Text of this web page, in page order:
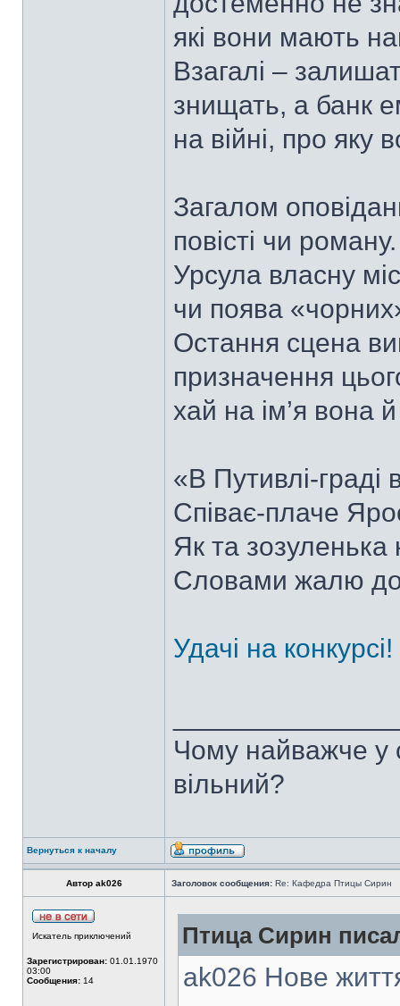
які вони мають
Взагалі –
знищать, а банк
на війні, про яку
Загалом
повісті чи
Урсула власну
чи поява
Остання сцена
призначення
хай на ім’я вона
«В Путивлі-граді
Співає-плаче
Як та зозуленька
Словами жалю
Удачі на конкурсі!
Чому найважче у
вільний?
Вернуться к началу
Автор ak026 Заголовок сообщения: Re: Кафедра Птицы Сирин
Искатель приключений
Зарегистрирован: 01.01.1970
03:00
Сообщения: 14
Птица Сирин
ak026 Нове